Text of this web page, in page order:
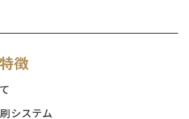
徴
システム